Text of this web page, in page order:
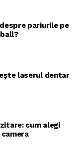
pariurile pe
laserul dentar
cum alegi